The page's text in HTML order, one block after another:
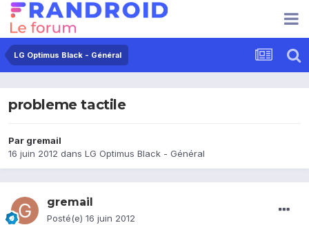
LG Optimus Black - Général
probleme tactile
Par gremail
16 juin 2012 dans LG Optimus Black - Général
gremail
Posté(e) 16 juin 2012